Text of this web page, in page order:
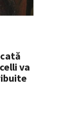
va